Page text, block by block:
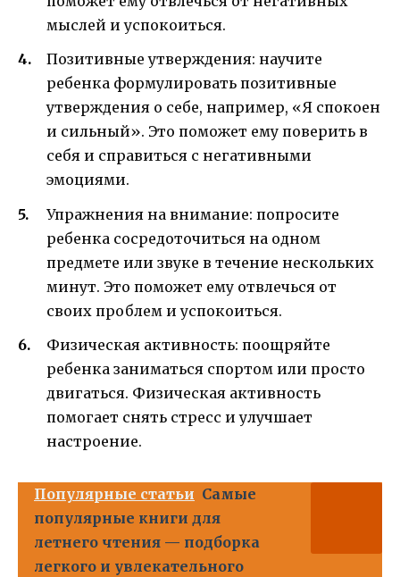
мыслей и успокоиться.
Позитивные утверждения: научите
ребенка формулировать позитивные
утверждения о себе, например, «Я спокоен
и сильный». Это поможет ему поверить в
себя и справиться с негативными
эмоциями.
Упражнения на внимание: попросите
ребенка сосредоточиться на одном
предмете или звуке в течение нескольких
минут. Это поможет ему отвлечься от
своих проблем и успокоиться.
Физическая активность: поощряйте
ребенка заниматься спортом или просто
двигаться. Физическая активность
помогает снять стресс и улучшает
настроение.
Популярные статьи Самые
популярные книги для
летнего чтения — подборка
легкого и увлекательного